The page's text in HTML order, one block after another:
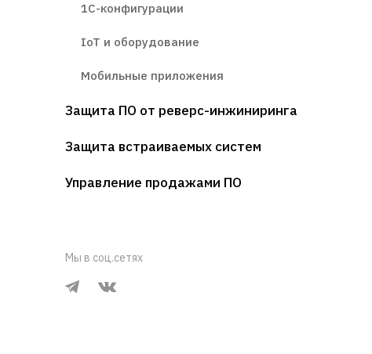
1С-конфигурации
IoT и оборудование
Мобильные приложения
Защита ПО от реверс-инжиниринга
Защита встраиваемых систем
Управление продажами ПО
Мы в соц.сетях